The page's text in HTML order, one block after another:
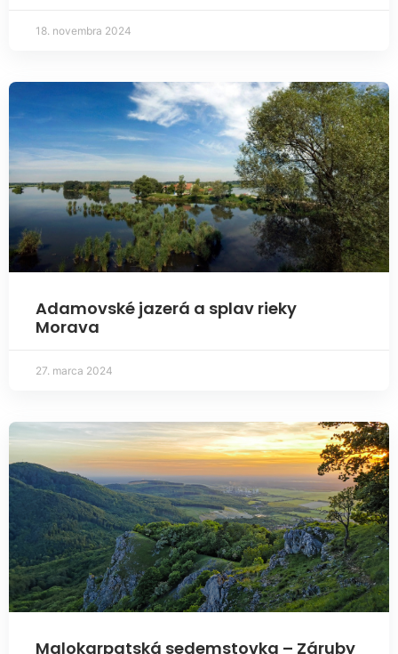
18. novembra 2024
Adamovské jazerá a splav rieky
Morava
27. marca 2024
Malokarpatská sedemstovka – Záruby